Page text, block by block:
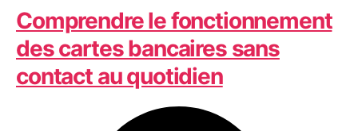
Comprendre le fonctionnement
des cartes bancaires sans
contact au quotidien